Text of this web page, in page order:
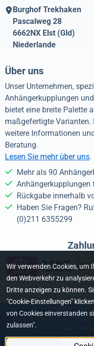
Burghof Trekhaken
Pascalweg 28
6662NX Elst (Gld)
Niederlande
Über uns
Unser Unternehmen,
Anhängerkupplungen
bietet eine breite Palette
maßgefertigte
weitere Informationen
Beratung.
Lesen Sie mehr über uns.
Mehr als 90
Anhängerkupplungen
Rückgabe innerhalb
Haben Sie Fragen?
(0)211 6355299
© 2026Burghof
IBAN:
Wir verwenden Cookies, um
den Webverkehr zu
Dritte anzeigen zu können.
"Cookie-Einstellungen"
von Cookies einverstanden
zulassen".